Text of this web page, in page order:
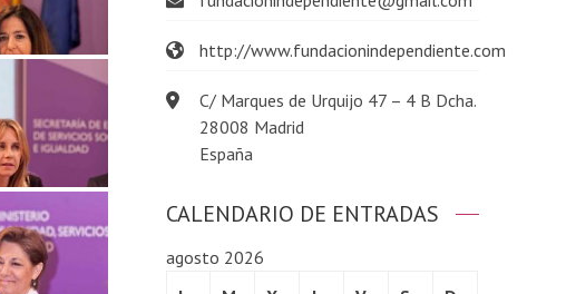
http://www.fundacionindependiente.com
C/ Marques de Urquijo 47 – 4 B Dcha.
28008 Madrid
España
CALENDARIO DE ENTRADAS
agosto 2026